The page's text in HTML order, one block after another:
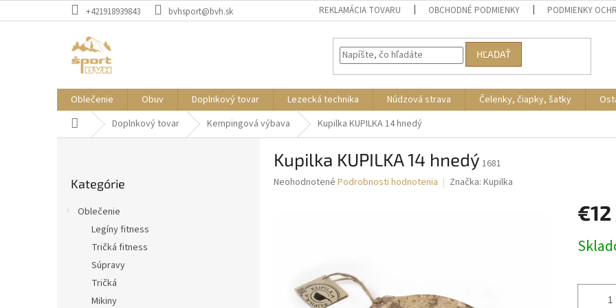
na
+421918939843 bvhsport@bvh.sk REKLAMÁCIA TOVARU OBCHODNÉ PODMIENKY PODMIENKY
HĽADAŤ
Oblečenie Obuv Doplnkový tovar Lezecká technika Núdzová strava Čelenky, čiapky, šatky
DomovDoplnkový tovar Kempingová výbava Kupilka KUPILKA 14 hnedý
kategórie
Kategórie
Oblečenie
Legíny fitness
Tričká fitness
Súpravy
Tričká
Mikiny
Kupilka KUPILKA 14 hnedý 1681
Priemerné
hviezdičiek.
Neohodnotené Podrobnosti hodnotenia Značka: Kupilka
€12
cena: